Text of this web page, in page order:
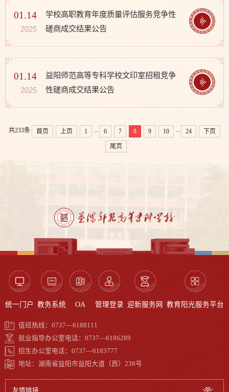
01.14
2025
学校高职教育年度质量评估服务竞争性
磋商成交结果公告
01.14
2025
益阳师范高等专科学校文印室招租竞争
性磋商成交结果公告
共233条 首页 上页 1 6 7 8 9 10 24 下页
尾页
统一门户 教务系统 OA 管理登录 迎新服务网 教育阳光服务平台
值班热线：0737—6188111
就业指导办公室电话：0737—6186289
招生办公室电话：0737—6183777
地址：湖南省益阳市益阳大道（西）238号
友情链接